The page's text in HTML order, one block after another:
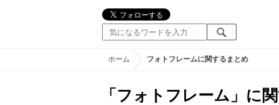
ホーム フォトフレームに関するまとめ
「フォトフレーム」に